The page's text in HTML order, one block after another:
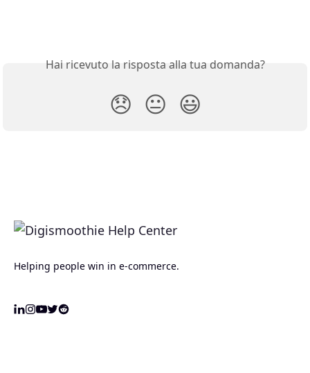
Hai ricevuto la risposta alla tua domanda?
😞 😐 😃
Helping people win in e-commerce.